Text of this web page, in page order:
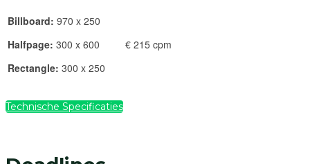
Billboard: 970 x 250
Halfpage: 300 x 600
Rectangle: 300 x 250
€ 215 cpm
Technische Specificaties